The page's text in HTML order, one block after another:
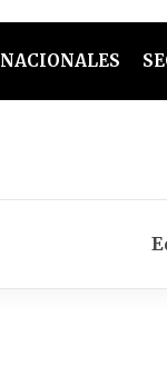
NACIONALES